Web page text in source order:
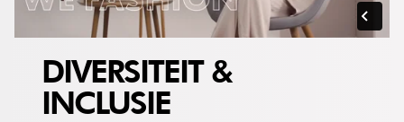
DIVERSITEIT &
INCLUSIE